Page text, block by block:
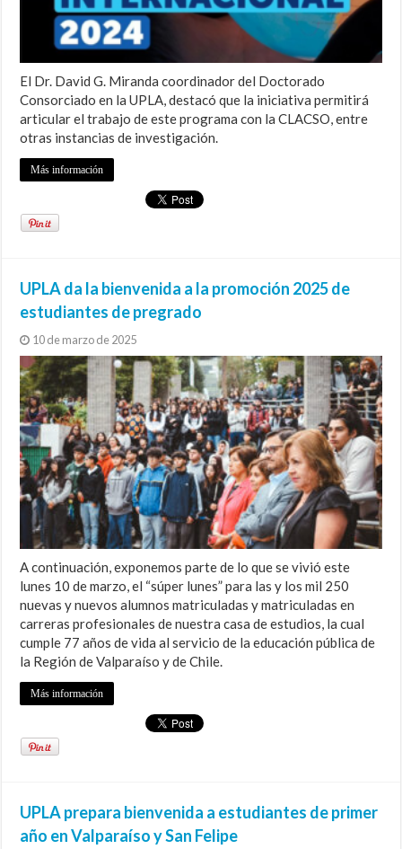
El Dr. David G. Miranda coordinador del Doctorado
Consorciado en la UPLA, destacó que la iniciativa permitirá
articular el trabajo de este programa con la CLACSO, entre
otras instancias de investigación.
Más información
UPLA da la bienvenida a la promoción 2025 de
estudiantes de pregrado
10 de marzo de 2025
A continuación, exponemos parte de lo que se vivió este
lunes 10 de marzo, el “súper lunes” para las y los mil 250
nuevas y nuevos alumnos matriculadas y matriculadas en
carreras profesionales de nuestra casa de estudios, la cual
cumple 77 años de vida al servicio de la educación pública de
la Región de Valparaíso y de Chile.
Más información
UPLA prepara bienvenida a estudiantes de primer
año en Valparaíso y San Felipe